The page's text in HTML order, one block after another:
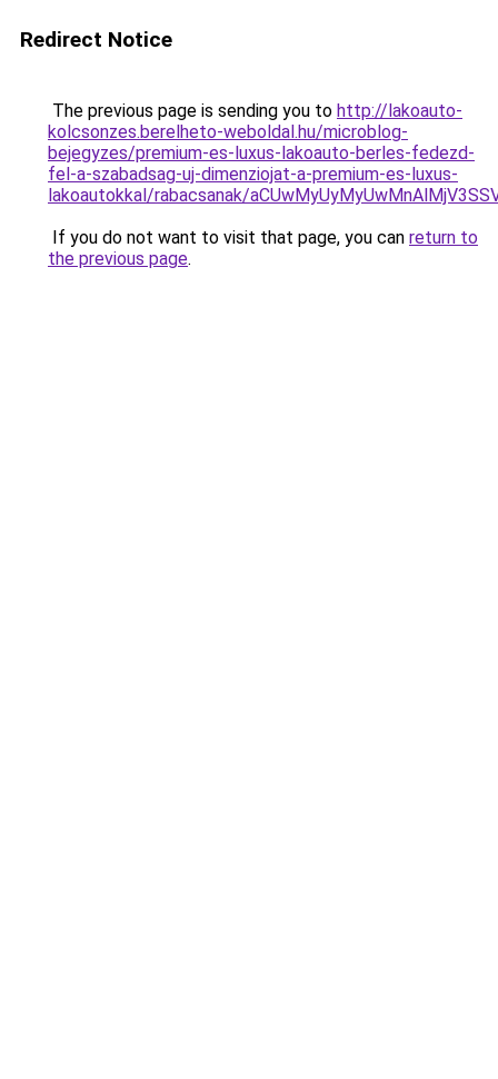
Redirect Notice
The previous page is sending you to http://lakoauto-
kolcsonzes.berelheto-weboldal.hu/microblog-
bejegyzes/premium-es-luxus-lakoauto-berles-fedezd-
fel-a-szabadsag-uj-dimenziojat-a-premium-es-luxus-
lakoautokkal/rabacsanak/
If you do not want to visit that page, you can return to
the previous page.